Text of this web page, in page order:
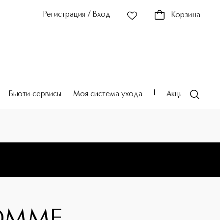
Регистрация / Вход Корзина
Бьюти-сервисы Моя система ухода Акции